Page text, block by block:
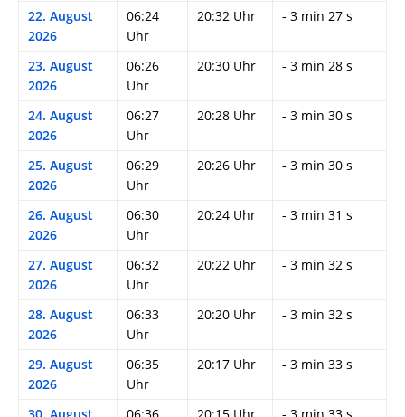
22. August
2026
06:24
Uhr
20:32 Uhr - 3 min 27 s
23. August
2026
06:26
Uhr
20:30 Uhr - 3 min 28 s
24. August
2026
06:27
Uhr
20:28 Uhr - 3 min 30 s
25. August
2026
06:29
Uhr
20:26 Uhr - 3 min 30 s
26. August
2026
06:30
Uhr
20:24 Uhr - 3 min 31 s
27. August
2026
06:32
Uhr
20:22 Uhr - 3 min 32 s
28. August
2026
06:33
Uhr
20:20 Uhr - 3 min 32 s
29. August
2026
06:35
Uhr
20:17 Uhr - 3 min 33 s